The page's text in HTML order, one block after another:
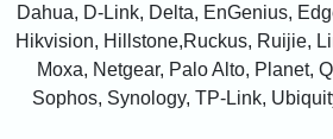
Dahua, D-Link, Delta, EnGenius,
Hikvision, Hillstone,Ruckus, Ruijie,
Moxa, Netgear, Palo Alto, Planet,
Sophos, Synology, TP-Link,